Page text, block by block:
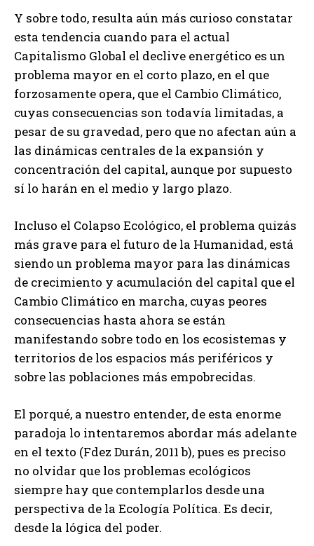
Y sobre todo, resulta aún más curioso constatar
esta tendencia cuando para el actual
Capitalismo Global el declive energético es un
problema mayor en el corto plazo, en el que
forzosamente opera, que el Cambio Climático,
cuyas consecuencias son todavía limitadas, a
pesar de su gravedad, pero que no afectan aún a
las dinámicas centrales de la expansión y
concentración del capital, aunque por supuesto
sí lo harán en el medio y largo plazo.
Incluso el Colapso Ecológico, el problema quizás
más grave para el futuro de la Humanidad, está
siendo un problema mayor para las dinámicas
de crecimiento y acumulación del capital que el
Cambio Climático en marcha, cuyas peores
consecuencias hasta ahora se están
manifestando sobre todo en los ecosistemas y
territorios de los espacios más periféricos y
sobre las poblaciones más empobrecidas.
El porqué, a nuestro entender, de esta enorme
paradoja lo intentaremos abordar más adelante
en el texto (Fdez Durán, 2011 b), pues es preciso
no olvidar que los problemas ecológicos
siempre hay que contemplarlos desde una
perspectiva de la Ecología Política. Es decir,
desde la lógica del poder.